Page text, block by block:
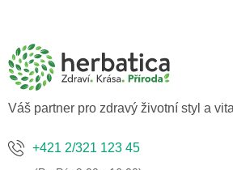
a
Váš partner pro zdravý životní styl a
+421 2/321 123 45